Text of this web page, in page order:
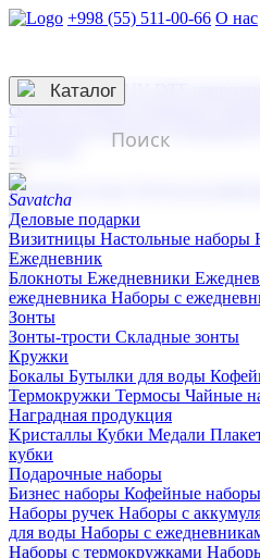
+998 (55) 511-00-66 О нас
3D гравировка
смолой (Doming)
гравировка твердая
тиснение
☰
Контакты
Каталог
Деловые подарки
Визитницы Настольные наборы
Ежедневник
Блокноты Ежедневники
ежедневника Наборы с
Зонты
Зонты-трости Складные зонты
Кружки
Бокалы Бутылки для воды
Термокружки Термосы Чайные
Наградная продукция
Kристаллы Кубки Медали
кубки
Подарочные наборы
Бизнес наборы Кофейные наборы
Наборы ручек Наборы с
для воды Наборы с
Наборы с термокружками